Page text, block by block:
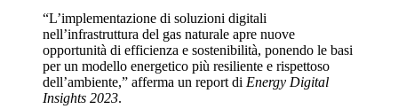
“L’implementazione di soluzioni digitali
nell’infrastruttura del gas naturale apre nuove
opportunità di efficienza e sostenibilità, ponendo le basi
per un modello energetico più resiliente e rispettoso
dell’ambiente,” afferma un report di Energy Digital
Insights 2023.